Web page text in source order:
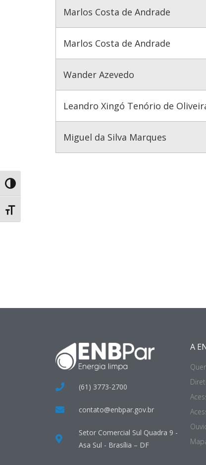
Toggle High Contrast
Toggle Font size
Marlos Costa de Andrade
Marlos Costa de Andrade
Wander Azevedo
Leandro Xingó Tenório de
Miguel da Silva Marques
(61) 3773-2700
contato@enbpar.gov.br
Setor Comercial Sul Quadra 9 -
Asa Sul - Brasília – DF
A